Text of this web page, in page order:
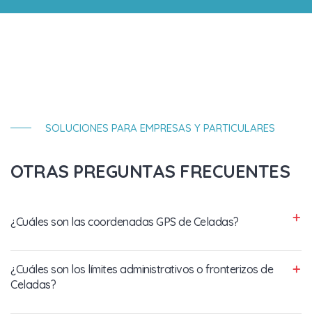
SOLUCIONES PARA EMPRESAS Y PARTICULARES
OTRAS PREGUNTAS FRECUENTES
¿Cuáles son las coordenadas GPS de Celadas?
¿Cuáles son los límites administrativos o fronterizos de
Celadas?